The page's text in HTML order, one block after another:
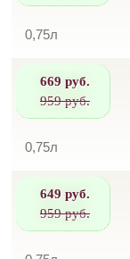
0,75л
669 руб.
959 руб.
0,75л
649 руб.
959 руб.